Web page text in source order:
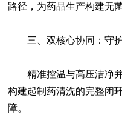
路径，为药品生产构建无
三、双核心协同：守护
精准控温与高压洁净并
构建起制药清洗的完整闭
障。